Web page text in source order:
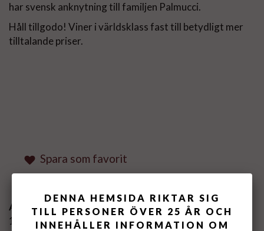
har svensk anknytning till familjen Palmucci.
Håll tillgodo! Viner i världsklass fast till betydligt mer
tilltalande priser.
Spara som favorit
Artikelnummer:
155111-6PKT
DENNA HEMSIDA RIKTAR SIG
TILL PERSONER ÖVER 25 ÅR OCH
INNEHÅLLER INFORMATION OM